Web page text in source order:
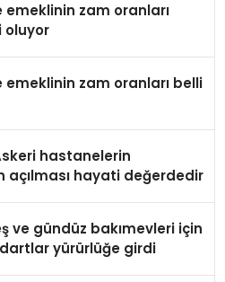
emeklinin zam oranları
oluyor
emeklinin zam oranları belli
hastanelerin
açılması hayati değerdedir
ve gündüz bakımevleri için
yürürlüğe girdi